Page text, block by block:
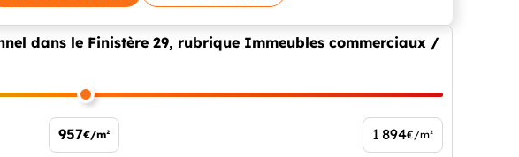
dans le Finistère 29, rubrique Immeubles commerciaux /
957€/m² 1 894€/m²